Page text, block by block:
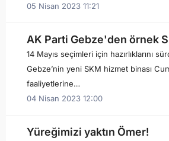
05 Nisan 2023 11:21
AK Parti Gebze'den örnek
14 Mayıs seçimleri için hazırlıklarını
Gebze’nin yeni SKM hizmet binası
faaliyetlerine…
04 Nisan 2023 12:00
Yüreğimizi yaktın Ömer!